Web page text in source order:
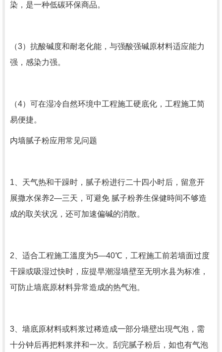
染，是一种低碳环保商品。
（3）抗酸碱度和耐老化能，与强酸强碱原材料适应能力
强，感染力强。
（4）可在湿冷自然环境中工程施工硬底化，工程施工简
易便捷。
内墙腻子粉应用常见问题
1、天气热和干躁时，腻子粉进行二十四小时后，留意开
展撒水保养2—三天，可避免 腻子粉养生保健時间不够造
成的取关状况，还可加速偏碱的消散。
2、适合工程施工溫度为5—40℃，工程施工前若墙面过度
干躁或吸湿过快时，应提早潮湿墙壁至无明水县为标准，
可防止墙底原材料异常造成的热气泡。
3、墙底原材料或料浆过稀造成一部分墙壁出現气泡，需
十分钟后再把料浆拌和一次。刮完腻子粉后，如也有气泡